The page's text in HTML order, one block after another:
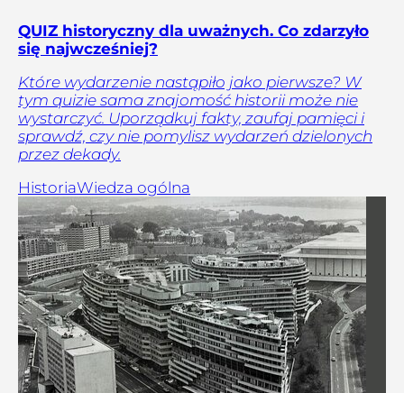
QUIZ historyczny dla uważnych. Co zdarzyło
się najwcześniej?
Które wydarzenie nastąpiło jako pierwsze? W
tym quizie sama znajomość historii może nie
wystarczyć. Uporządkuj fakty, zaufaj pamięci i
sprawdź, czy nie pomylisz wydarzeń dzielonych
przez dekady.
HistoriaWiedza ogólna